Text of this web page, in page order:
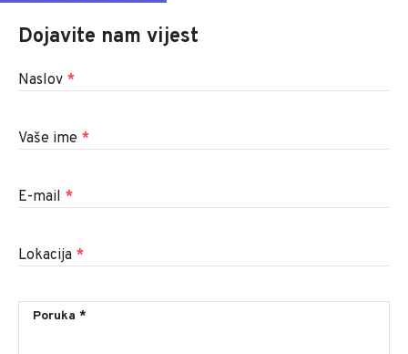
Dojavite nam vijest
Naslov *
Vaše ime *
E-mail *
Lokacija *